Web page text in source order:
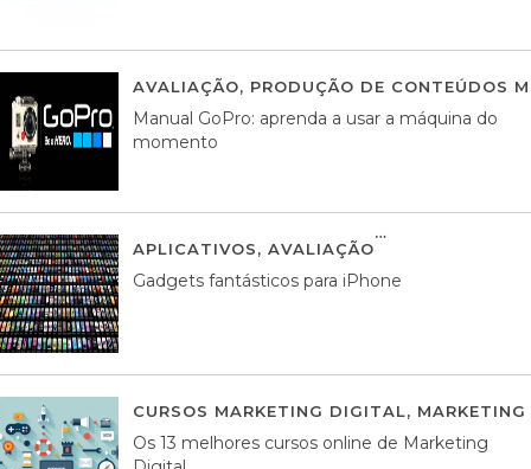
AVALIAÇÃO, PRODUÇÃO DE CONTEÚDOS
Manual GoPro: aprenda a usar a máquina do
momento
APLICATIVOS, AVALIAÇÃO
Gadgets fantásticos para iPhone
CURSOS MARKETING DIGITAL,
Os 13 melhores cursos online de Marketing